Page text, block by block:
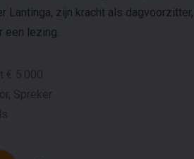
Lantinga, zijn kracht als
een lezing.
€ 5.000
Spreker